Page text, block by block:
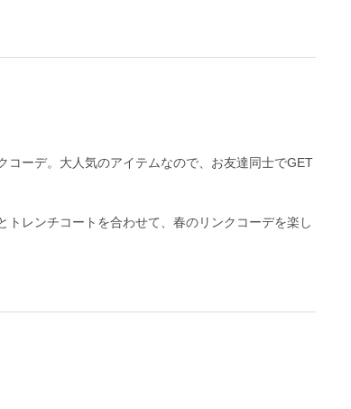
ーデ。大人気のアイテムなので、お友達同士でGET
レンチコートを合わせて、春のリンクコーデを楽し